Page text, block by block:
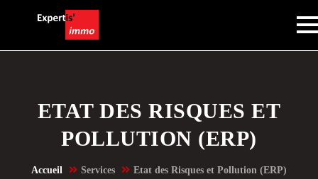
ETAT DES RISQUES ET
POLLUTION (ERP)
Accueil Services Etat des Risques et Pollution (ERP)